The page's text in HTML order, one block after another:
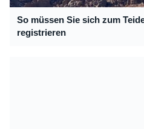
So müssen Sie sich zum
registrieren